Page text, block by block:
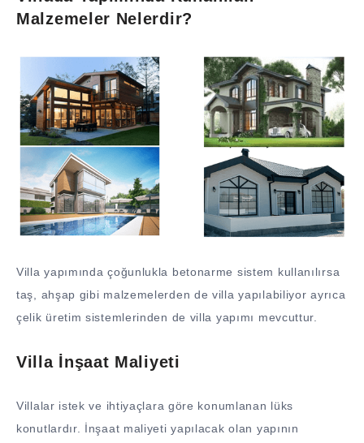
Malzemeler Nelerdir?
Villa yapımında çoğunlukla betonarme sistem kullanılırsa
taş, ahşap gibi malzemelerden de villa yapılabiliyor ayrıca
çelik üretim sistemlerinden de villa yapımı mevcuttur.
Villa İnşaat Maliyeti
Villalar istek ve ihtiyaçlara göre konumlanan lüks
konutlardır. İnşaat maliyeti yapılacak olan yapının